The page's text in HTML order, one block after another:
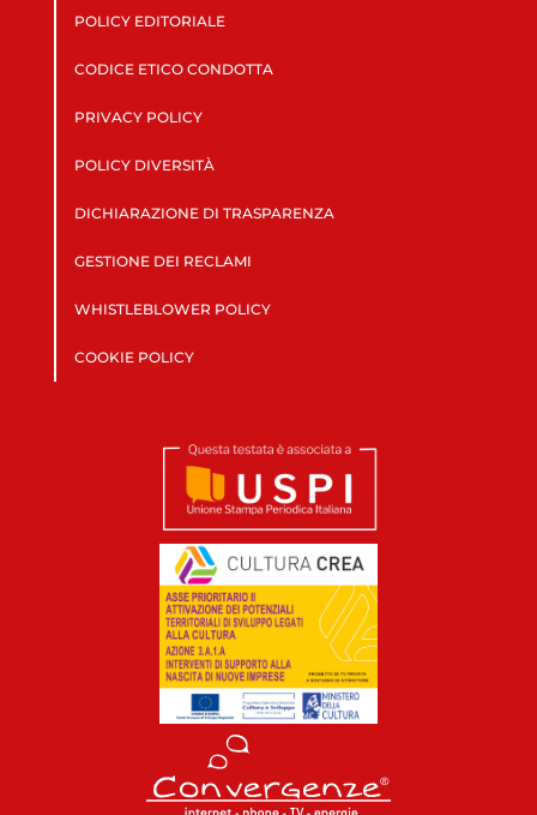
POLICY EDITORIALE
CODICE ETICO CONDOTTA
PRIVACY POLICY
POLICY DIVERSITÀ
DICHIARAZIONE DI TRASPARENZA
GESTIONE DEI RECLAMI
WHISTLEBLOWER POLICY
COOKIE POLICY